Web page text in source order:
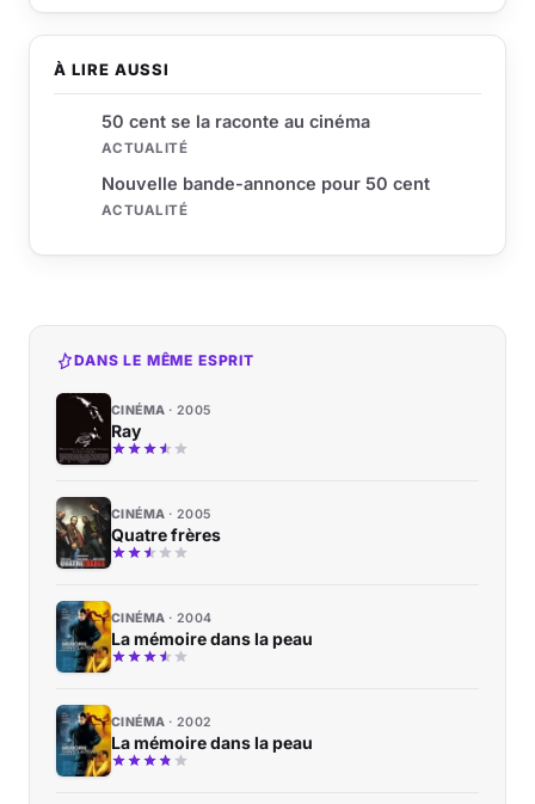
À LIRE AUSSI
50 cent se la raconte au cinéma
ACTUALITÉ
Nouvelle bande-annonce pour 50 cent
ACTUALITÉ
DANS LE MÊME ESPRIT
CINÉMA 2005
Ray
CINÉMA 2005
Quatre frères
CINÉMA 2004
La mémoire dans la peau
CINÉMA 2002
La mémoire dans la peau